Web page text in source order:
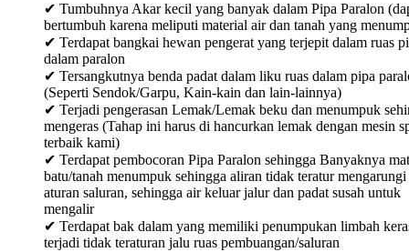
✔ Tumbuhnya Akar kecil yang banyak dalam Pipa Paralon
bertumbuh karena meliputi material air dan tanah yang
✔ Terdapat bangkai hewan pengerat yang terjepit dalam ruas
dalam paralon
✔ Tersangkutnya benda padat dalam liku ruas dalam pipa
(Seperti Sendok/Garpu, Kain-kain dan lain-lainnya)
✔ Terjadi pengerasan Lemak/Lemak beku dan menumpuk
mengeras (Tahap ini harus di hancurkan lemak dengan mesin
terbaik kami)
✔ Terdapat pembocoran Pipa Paralon sehingga Banyaknya
batu/tanah menumpuk sehingga aliran tidak teratur mengarungi
aturan saluran, sehingga air keluar jalur dan padat susah untuk
mengalir
✔ Terdapat bak dalam yang memiliki penumpukan limbah
terjadi tidak teraturan jalu ruas pembuangan/saluran